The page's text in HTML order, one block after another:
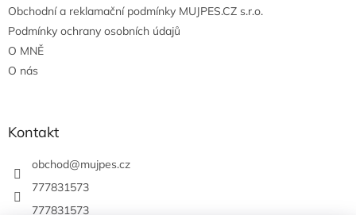
Obchodní a reklamační podmínky MUJPES.CZ s.r.o.
Podmínky ochrany osobních údajů
O MNĚ
O nás
Kontakt
obchod@mujpes.cz
777831573
777831573